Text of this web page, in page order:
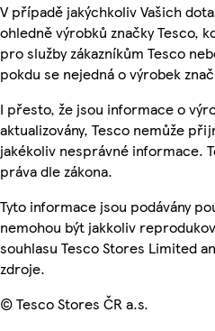
V případě jakýchkoliv Vašich
ohledně výrobků značky Tesco,
pro služby zákazníkům Tesco
pokdu se nejedná o výrobek
I přesto, že jsou informace o
aktualizovány, Tesco nemůže
jakékoliv nesprávné informace.
práva dle zákona.
Tyto informace jsou podávány
nemohou být jakkoliv
souhlasu Tesco Stores Limited
zdroje.
© Tesco Stores ČR a.s.